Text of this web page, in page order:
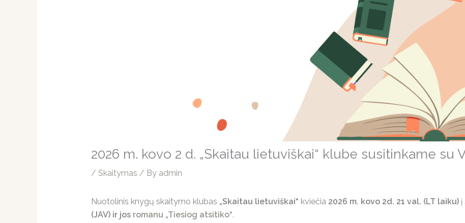
2026 m. kovo 2 d. „Skaitau lietuviškai“ klube susitinkame su
/ Skaitymas / By admin
Nuotolinis knygų skaitymo klubas „Skaitau lietuviškai“ kviečia 2026 m. kovo 2d. 21 val. (LT laiku)į
(JAV) ir jos romanu „Tiesiog atsitiko“.